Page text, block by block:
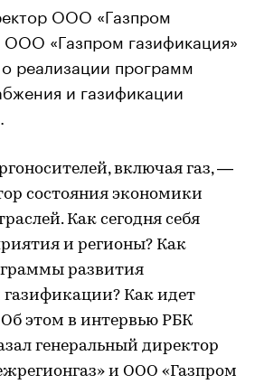
ООО «Газпром
ООО «Газпром газификация»
реализации программ
и газификации
включая газ, —
состояния экономики
Как сегодня себя
и регионы? Как
развития
газификации? Как идет
этом в интервью РБК
генеральный директор
и ООО «Газпром